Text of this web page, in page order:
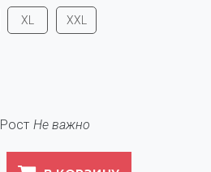
XL XXL
Рост Не важно